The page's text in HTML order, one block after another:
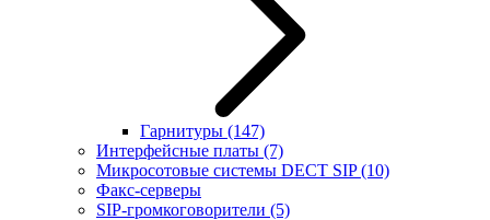
Гарнитуры (147)
Интерфейсные платы (7)
Микросотовые системы DECT SIP(10)
Факс-серверы
SIP-громкоговорители (5)